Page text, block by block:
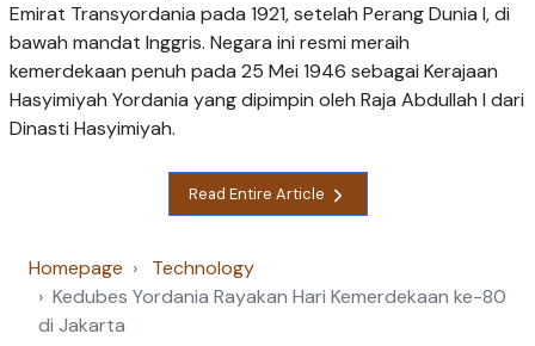
Emirat Transyordania pada 1921, setelah Perang Dunia I, di
bawah mandat Inggris. Negara ini resmi meraih
kemerdekaan penuh pada 25 Mei 1946 sebagai Kerajaan
Hasyimiyah Yordania yang dipimpin oleh Raja Abdullah I dari
Dinasti Hasyimiyah.
Read Entire Article
Homepage
Technology
Kedubes Yordania Rayakan Hari Kemerdekaan ke-80
di Jakarta